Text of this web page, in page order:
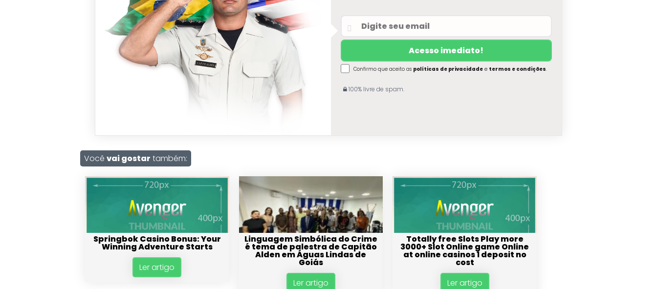
Confirmo que aceito as políticas de privacidadee termos e condições.
100% livre de spam.
Você vai gostar também:
Springbok Casino Bonus: Your
Winning Adventure Starts
Ler artigo
Linguagem Simbólica do Crime
é tema de palestra de Capitão
Alden em Águas Lindas de
Goiás
Ler artigo
Totally free Slots Play more
3000+ Slot Online game Online
at online casinos 1 deposit no
cost
Ler artigo